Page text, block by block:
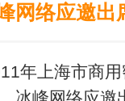
网络应邀出
年上海市商